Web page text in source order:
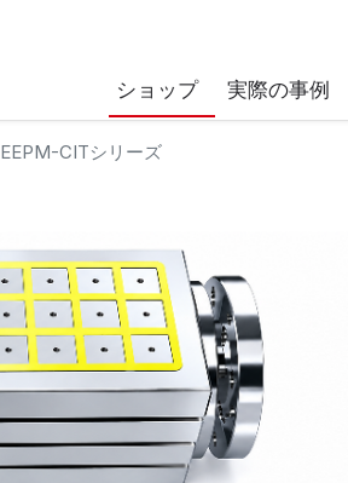
ショップ 実際の事例
EEPM-CITシリーズ